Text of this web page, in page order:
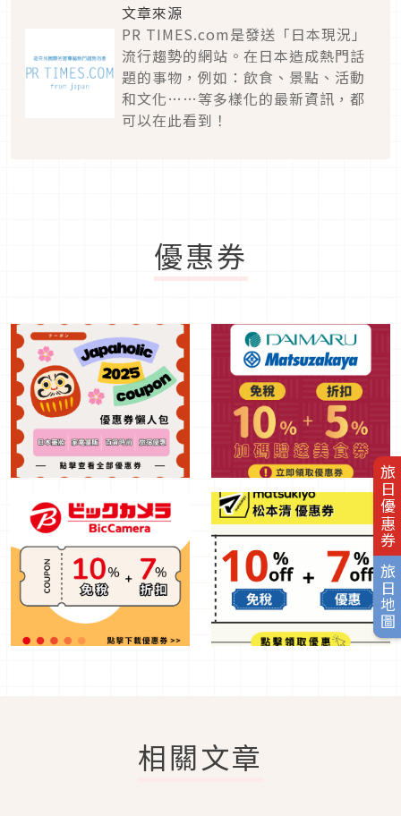
旅日優惠券
旅日地圖
文章來源
PR TIMES.com是發送「日本現況」
流行趨勢的網站。在日本造成熱門話
題的事物，例如：飲食、景點、活動
和文化……等多樣化的最新資訊，都
可以在此看到！
優惠券
相關文章